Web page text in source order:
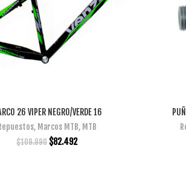
AÑADIR AL CARRITO
26 VIPER NEGRO/VERDE 16
, Marcos MTB, MTB
$109.990 $82.492